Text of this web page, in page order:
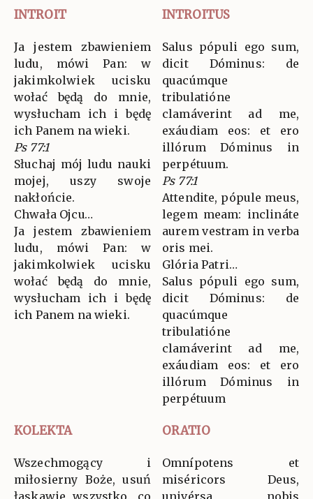
INTROIT INTROITUS
Ja jestem zbawieniem
ludu, mówi Pan: w
jakimkolwiek ucisku
wołać będą do mnie,
wysłucham ich i będę
ich Panem na wieki.
Ps 77:1
Słuchaj mój ludu nauki
mojej, uszy swoje
nakłońcie.
Chwała Ojcu…
Ja jestem zbawieniem
ludu, mówi Pan: w
jakimkolwiek ucisku
wołać będą do mnie,
wysłucham ich i będę
ich Panem na wieki.
Salus pópuli ego sum,
dicit Dóminus: de
quacúmque
tribulatióne
clamáverint ad me,
exáudiam eos: et ero
illórum Dóminus in
perpétuum.
Ps 77:1
Attendite, pópule meus,
legem meam: inclináte
aurem vestram in verba
oris mei.
Glória Patri…
Salus pópuli ego sum,
dicit Dóminus: de
quacúmque
tribulatióne
clamáverint ad me,
exáudiam eos: et ero
illórum Dóminus in
perpétuum
KOLEKTA ORATIO
Wszechmogący i
miłosierny Boże, usuń
łaskawie wszystko, co
Omnípotens et
miséricors Deus,
univérsa nobis